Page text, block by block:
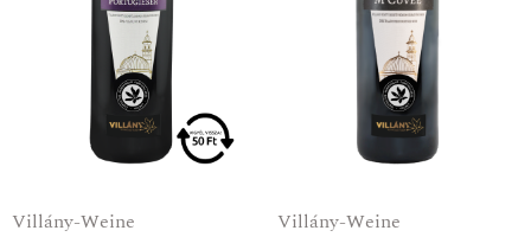
Villány-Weine Villány-Weine